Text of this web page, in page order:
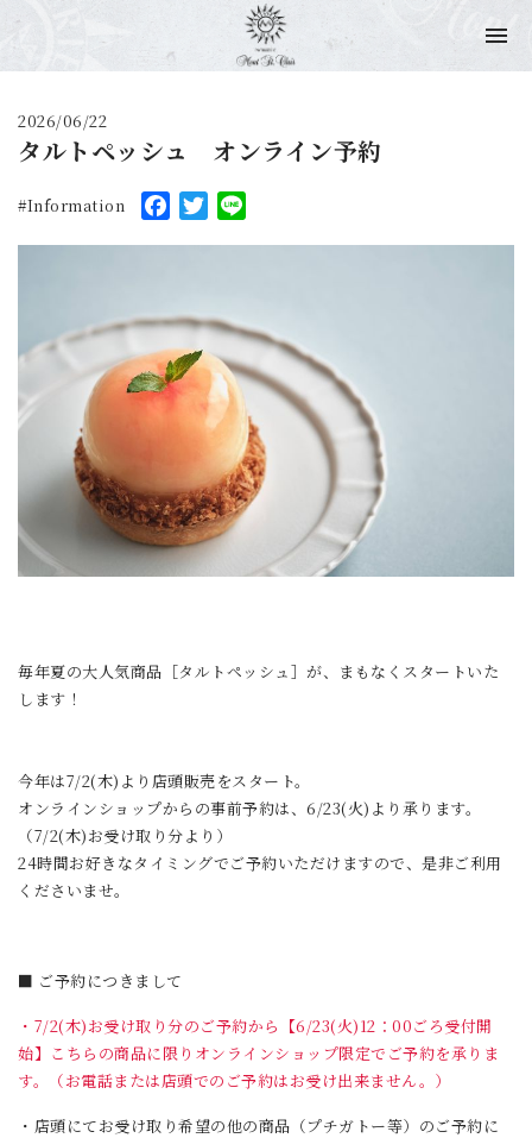
2026/06/22
タルトペッシュ オンライン予約
Information Facebook
Twitter
毎年夏の大人気商品［タルトペッシュ］が、まもなくスタートいた
します！
今年は7/2(木)より店頭販売をスタート。
オンラインショップからの事前予約は、6/23(火)より承ります。
（7/2(木)お受け取り分より）
24時間お好きなタイミングでご予約いただけますので、是非ご利用
くださいませ。
■ ご予約につきまして
・7/2(木)お受け取り分のご予約から【6/23(火)12：00ごろ受付開
始】こちらの商品に限りオンラインショップ限定でご予約を承りま
す。（お電話または店頭でのご予約はお受け出来ません。）
・店頭にてお受け取り希望の他の商品（プチガトー等）のご予約に